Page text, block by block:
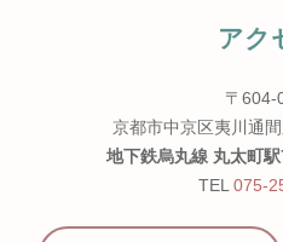
アク
〒604-
京都市中京区夷川通
地下鉄烏丸線 丸太町
TEL075-